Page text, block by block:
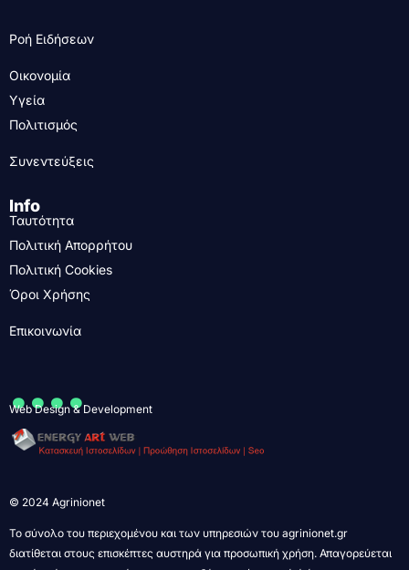
Ροή Ειδήσεων
Οικονομία
Υγεία
Πολιτισμός
Συνεντεύξεις
Info
Ταυτότητα
Πολιτική Απορρήτου
Πολιτική Cookies
Όροι Χρήσης
Επικοινωνία
....
Web Design & Development
© 2024 Agrinionet
Το σύνολο του περιεχομένου και των υπηρεσιών του agrinionet.gr
διατίθεται στους επισκέπτες αυστηρά για προσωπική χρήση. Απαγορεύεται